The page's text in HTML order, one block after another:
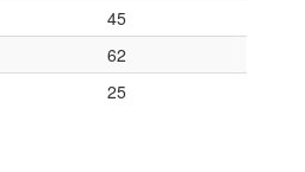
45
62
25